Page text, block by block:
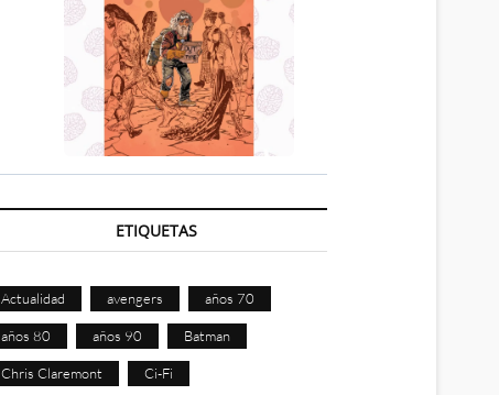
ETIQUETAS
Actualidad avengers años 70
años 80 años 90 Batman
Chris Claremont Ci-Fi